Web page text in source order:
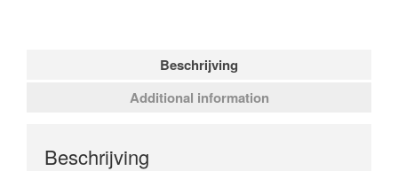
Beschrijving
Additional information
Beschrijving